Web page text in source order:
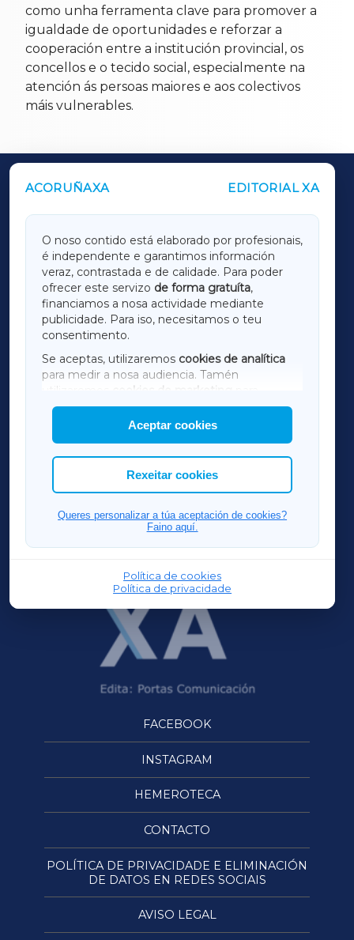
como unha ferramenta clave para promover a
igualdade de oportunidades e reforzar a
cooperación entre a institución provincial, os
concellos e o tecido social, especialmente na
atención ás persoas maiores e aos colectivos
máis vulnerables.
ACORUÑAXA EDITORIAL XA
O noso contido está elaborado por profesionais,
é independente e garantimos información
veraz, contrastada e de calidade. Para poder
ofrecer este servizo de forma gratuíta,
financiamos a nosa actividade mediante
publicidade. Para iso, necesitamos o teu
consentimento.
Se aceptas, utilizaremos cookies de analítica
para medir a nosa audiencia. Tamén
utilizaremos
cookies de marketing
mostrar publicidade de terceiros.
Así mesmo, podes personalizar a elección das
cookies que desexas permitir.
Aceptar cookies
Rexeitar cookies
Queres personalizar a túa aceptación de cookies?
Faino aquí.
Política de cookies
Política de privacidade
OUTROS PERIÓDICOS
LUGOXA
TERRACHAXA
AMARIÑAXA
RIBEIRASACRAXA
ACORUÑAXA
FERROLXA
OURENSEXA
FACEBOOK
INSTAGRAM
HEMEROTECA
CONTACTO
POLÍTICA DE PRIVACIDADE E ELIMINACIÓN
DE DATOS EN REDES SOCIAIS
AVISO LEGAL